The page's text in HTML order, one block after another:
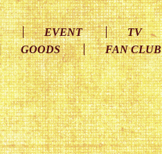
EVENT
TV
GOODS FAN CLUB